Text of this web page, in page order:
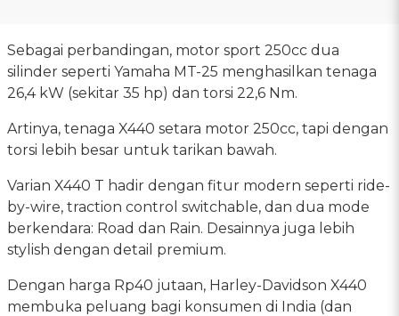
Sebagai perbandingan, motor sport 250cc dua
silinder seperti Yamaha MT-25 menghasilkan tenaga
26,4 kW (sekitar 35 hp) dan torsi 22,6 Nm.
Artinya, tenaga X440 setara motor 250cc, tapi dengan
torsi lebih besar untuk tarikan bawah.
Varian X440 T hadir dengan fitur modern seperti ride-
by-wire, traction control switchable, dan dua mode
berkendara: Road dan Rain. Desainnya juga lebih
stylish dengan detail premium.
Dengan harga Rp40 jutaan, Harley-Davidson X440
membuka peluang bagi konsumen di India (dan